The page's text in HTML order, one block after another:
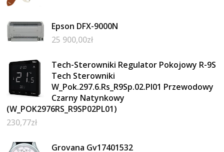
Epson DFX-9000N
25 900,00zł
Tech-Sterowniki Regulator Pokojowy R-9S
Tech Sterowniki
W_Pok.297.6.Rs_R9Sp.02.Pl01 Przewodowy
Czarny Natynkowy
(W_POK2976RS_R9SP02PL01)
230,77zł
Grovana Gv17401532